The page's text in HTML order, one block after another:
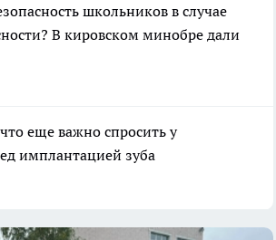
школьников в случае
В кировском минобре дали
еще важно спросить у
имплантацией зуба